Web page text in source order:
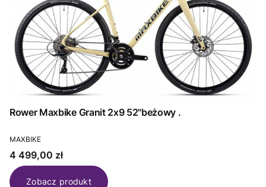
Rower Maxbike Granit 2x9 52"beżowy .
PRODUCENT
MAXBIKE
Cena
4 499,00 zł
Zobacz produkt